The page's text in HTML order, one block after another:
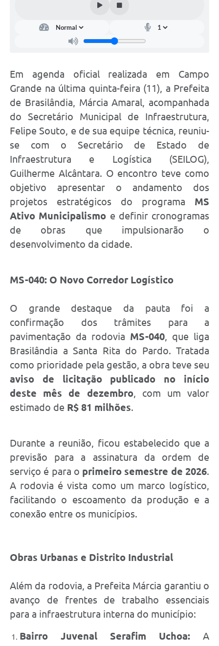
Em agenda oficial realizada em Campo
Grande na última quinta-feira (11), a Prefeita
de Brasilândia, Márcia Amaral, acompanhada
do Secretário Municipal de Infraestrutura,
Felipe Souto, e de sua equipe técnica, reuniu-
se com o Secretário de Estado de
Infraestrutura e Logística (SEILOG),
Guilherme Alcântara. O encontro teve como
objetivo apresentar o andamento dos
projetos estratégicos do programa MS
Ativo Municipalismo e definir cronogramas
de obras que impulsionarão o
desenvolvimento da cidade.
MS-040: O Novo Corredor Logístico
O grande destaque da pauta foi a
confirmação dos trâmites para a
pavimentação da rodovia MS-040 , que liga
Brasilândia a Santa Rita do Pardo. Tratada
como prioridade pela gestão, a obra teve seu
aviso de licitação publicado no início
deste mês de dezembro, com um valor
estimado de R$ 81 milhões.
Durante a reunião, ficou estabelecido que a
previsão para a assinatura da ordem de
serviço é para o primeiro semestre de 2026.
A rodovia é vista como um marco logístico,
facilitando o escoamento da produção e a
conexão entre os municípios.
Obras Urbanas e Distrito Industrial
Além da rodovia, a Prefeita Márcia garantiu o
avanço de frentes de trabalho essenciais
para a infraestrutura interna do município:
Bairro Juvenal Serafim Uchoa: A